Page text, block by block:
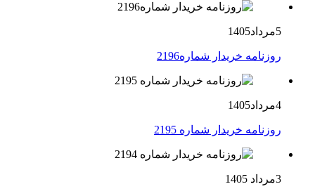
5مرداد1405
روزنامه خریدار شماره2196
4مرداد1405
روزنامه خریدار شماره 2195
3مرداد 1405